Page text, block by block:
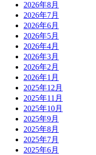
2026年8月
2026年7月
2026年6月
2026年5月
2026年4月
2026年3月
2026年2月
2026年1月
2025年12月
2025年11月
2025年10月
2025年9月
2025年8月
2025年7月
2025年6月